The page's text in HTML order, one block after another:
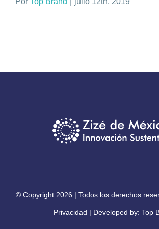
© Copyright 2026 | Todos los derechos
Privacidad | Developed by: Top